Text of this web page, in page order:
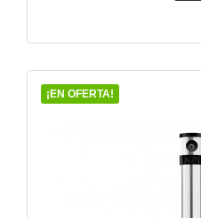
¡EN OFERTA!